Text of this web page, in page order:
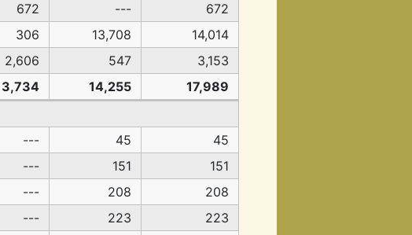
672 ---
672
306 13,708
14,014
2,606 547
3,153
3,734 14,255
17,989
--- 45
45
--- 151
151
--- 208
208
--- 223 223